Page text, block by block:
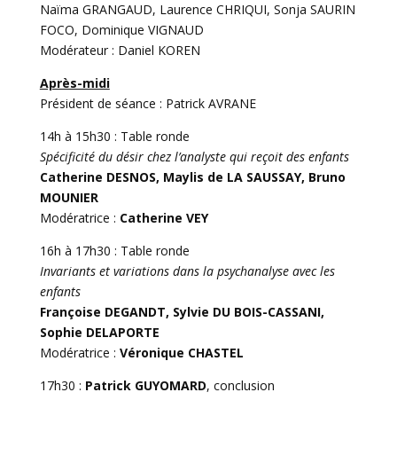
Naïma GRANGAUD, Laurence CHRIQUI, Sonja SAURIN
FOCO, Dominique VIGNAUD
Modérateur : Daniel KOREN
Après-midi
Président de séance : Patrick AVRANE
14h à 15h30 : Table ronde
Spécificité du désir chez l’analyste qui reçoit des enfants
Catherine DESNOS, Maylis de LA SAUSSAY, Bruno
MOUNIER
Modératrice : Catherine VEY
16h à 17h30 : Table ronde
Invariants et variations dans la psychanalyse avec les
enfants
Françoise DEGANDT, Sylvie DU BOIS-CASSANI,
Sophie DELAPORTE
Modératrice : Véronique CHASTEL
17h30 : Patrick GUYOMARD, conclusion